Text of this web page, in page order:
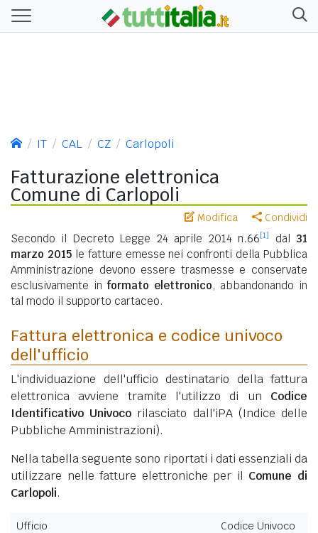
IT CAL CZ Carlopoli
Fatturazione elettronica
Comune di Carlopoli
Modifica Condividi
Secondo il Decreto Legge 24 aprile 2014 n.66[1] dal 31
marzo 2015le fatture emesse nei confronti della Pubblica
Amministrazione devono essere trasmesse e conservate
esclusivamente in formato elettronico, abbandonando in
tal modo il supporto cartaceo.
Fattura elettronica e codice univoco
dell'ufficio
L'individuazione dell'ufficio destinatario della fattura
elettronica avviene tramite l'utilizzo di un Codice
Identificativo Univoco rilasciato dall'iPA (Indice delle
Pubbliche Amministrazioni).
Nella tabella seguente sono riportati i dati essenziali da
utilizzare nelle fatture elettroniche per il Comune di
Carlopoli.
Ufficio Codice Univoco